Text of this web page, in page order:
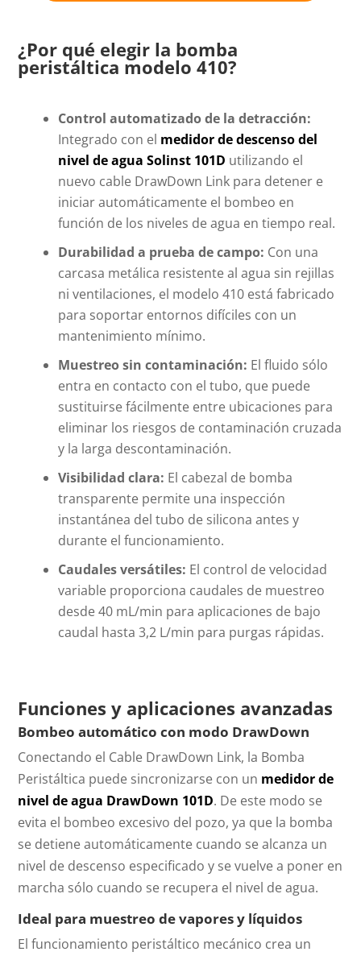
¿Por qué elegir la bomba
peristáltica modelo 410?
Control automatizado de la detracción:
Integrado con el medidor de descenso del
nivel de agua Solinst 101D utilizando el
nuevo cable DrawDown Link para detener e
iniciar automáticamente el bombeo en
función de los niveles de agua en tiempo real.
Durabilidad a prueba de campo: Con una
carcasa metálica resistente al agua sin rejillas
ni ventilaciones, el modelo 410 está fabricado
para soportar entornos difíciles con un
mantenimiento mínimo.
Muestreo sin contaminación: El fluido sólo
entra en contacto con el tubo, que puede
sustituirse fácilmente entre ubicaciones para
eliminar los riesgos de contaminación cruzada
y la larga descontaminación.
Visibilidad clara: El cabezal de bomba
transparente permite una inspección
instantánea del tubo de silicona antes y
durante el funcionamiento.
Caudales versátiles: El control de velocidad
variable proporciona caudales de muestreo
desde 40 mL/min para aplicaciones de bajo
caudal hasta 3,2 L/min para purgas rápidas.
Funciones y aplicaciones avanzadas
Bombeo automático con modo DrawDown
Conectando el Cable DrawDown Link, la Bomba
Peristáltica puede sincronizarse con un medidor de
nivel de agua DrawDown 101D. De este modo se
evita el bombeo excesivo del pozo, ya que la bomba
se detiene automáticamente cuando se alcanza un
nivel de descenso especificado y se vuelve a poner en
marcha sólo cuando se recupera el nivel de agua.
Ideal para muestreo de vapores y líquidos
El funcionamiento peristáltico mecánico crea un